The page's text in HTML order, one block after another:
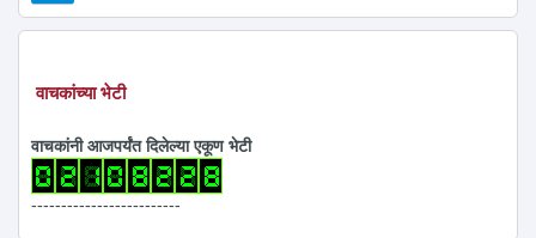
वाचकांच्या भेटी
वाचकांनी आजपर्यंत दिलेल्या एकूण भेटी
-------------------------